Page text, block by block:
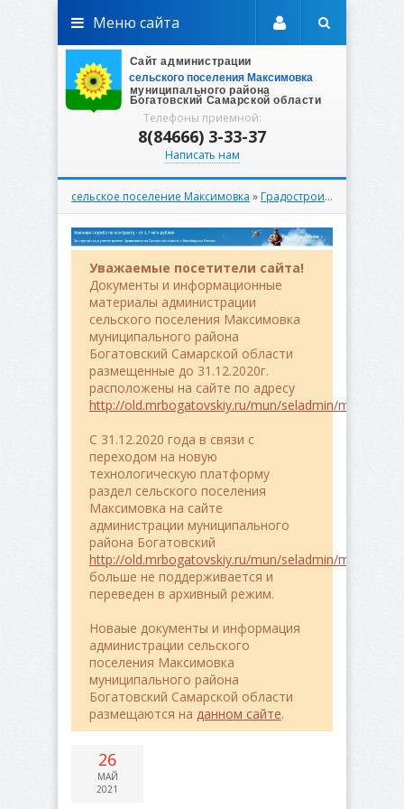
Телефоны приемной:
8(84666) 3-33-37
Написать нам
Меню сайта
сельское поселение Максимовка »Градостроительство
Уважаемые посетители сайта!
Документы и информационные
материалы администрации
сельского поселения Максимовка
муниципального района
Богатовский Самарской области
размещенные до 31.12.2020г.
расположены на сайте по адресу
http://old.mrbogatovskiy.ru/mun/seladmin/
C 31.12.2020 года в связи с
переходом на новую
технологическую платформу
раздел сельского поселения
Максимовка на сайте
администрации муниципального
района Богатовский
http://old.mrbogatovskiy.ru/mun/seladmin/
больше не поддерживается и
переведен в архивный режим.
Новаые документы и информация
администрации сельского
поселения Максимовка
муниципального района
Богатовский Самарской области
размещаются на данном сайте.
26
МАЙ
2021